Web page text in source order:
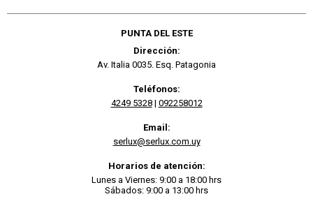
PUNTA DEL ESTE
Dirección:
Av. Italia 0035. Esq. Patagonia
Teléfonos:
4249 5328| 092258012
Email:
serlux@serlux.com.uy
Horarios de atención:
Lunes a Viernes: 9:00 a 18:00 hrs
Sábados: 9:00 a 13:00 hrs